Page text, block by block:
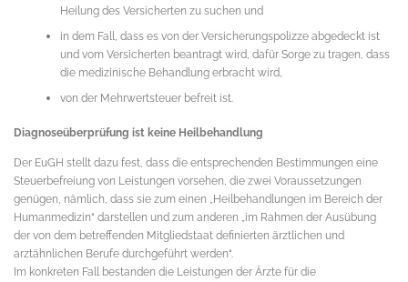
Heilung des Versicherten zu suchen und
in dem Fall, dass es von der Versicherungspolizze abgedeckt ist
und vom Versicherten beantragt wird, dafür Sorge zu tragen, dass
die medizinische Behandlung erbracht wird,
von der Mehrwertsteuer befreit ist.
Diagnoseüberprüfung ist keine Heilbehandlung
Der EuGH stellt dazu fest, dass die entsprechenden Bestimmungen eine
Steuerbefreiung von Leistungen vorsehen, die zwei Voraussetzungen
genügen, nämlich, dass sie zum einen „Heilbehandlungen im Bereich der
Humanmedizin“ darstellen und zum anderen „im Rahmen der Ausübung
der von dem betreffenden Mitgliedstaat definierten ärztlichen und
arztähnlichen Berufe durchgeführt werden“.
Im konkreten Fall bestanden die Leistungen der Ärzte für die